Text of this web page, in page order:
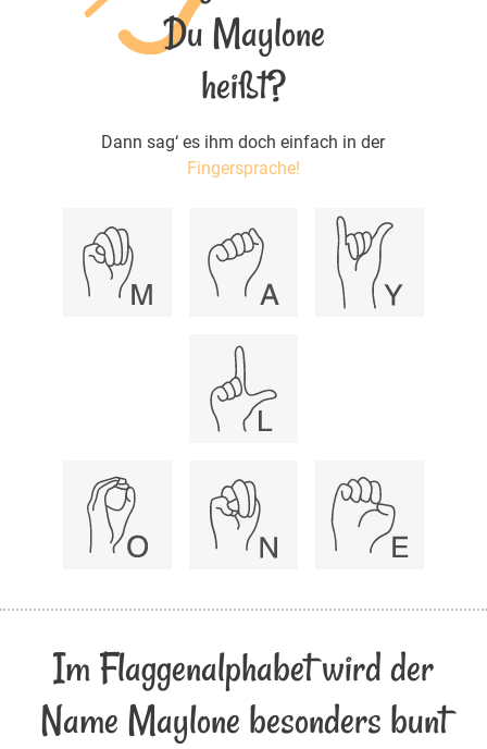
Du Maylone
heißt?
Dann sag‘ es ihm doch einfach in der
Fingersprache!
Im Flaggenalphabet wird der
Name Maylone besonders bunt